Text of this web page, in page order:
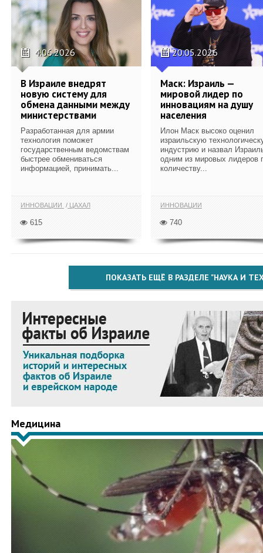
4.06.2026
В Израиле внедрят
новую систему для
обмена данными между
министерствами
Разработанная для армии
технология поможет
государственным ведомствам
быстрее обмениваться
информацией, принимать...
ИННОВАЦИИ ЦАХАЛ
615
20.05.2026
Маск: Израиль —
мировой лидер по
инновациям на душу
населения
Илон Маск высоко оценил
израильскую
индустрию и назвал
одним из мировых лидеров
количеству...
ИННОВАЦИИ
740
ПОКАЗАТЬ ЕЩЁ В РАЗДЕЛЕ "НАУКА И
Медицина